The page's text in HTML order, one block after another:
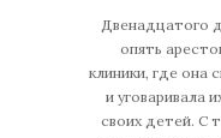
Двенадцатого
опять
клиники, где она
и уговаривала
своих детей. С